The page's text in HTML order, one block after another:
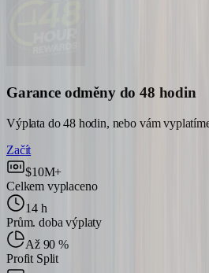
Garance odměny do 48 hodin
Výplata do 48 hodin, nebo vám
Začít
$10M+
Celkem vyplaceno
14 h
Prům. doba výplaty
Až 90 %
Profit Split